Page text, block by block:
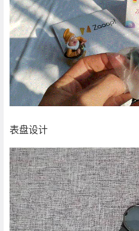
表盘设计